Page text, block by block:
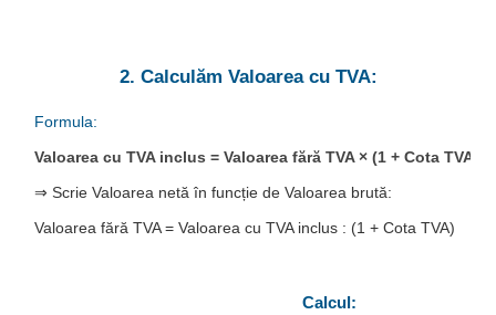
2. Calculăm Valoarea cu TVA:
Formula:
Valoarea cu TVA inclus = Valoarea fără TVA × (1 + Cota TVA)
⇒ Scrie Valoarea netă în funcție de Valoarea brută:
Valoarea fără TVA = Valoarea cu TVA inclus : (1 + Cota TVA)
Calcul: